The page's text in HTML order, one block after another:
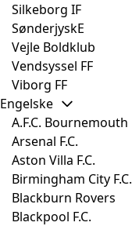
Silkeborg IF
SønderjyskE
Vejle Boldklub
Vendsyssel FF
Viborg FF
Engelske
A.F.C. Bournemouth
Arsenal F.C.
Aston Villa F.C.
Birmingham City F.C.
Blackburn Rovers
Blackpool F.C.